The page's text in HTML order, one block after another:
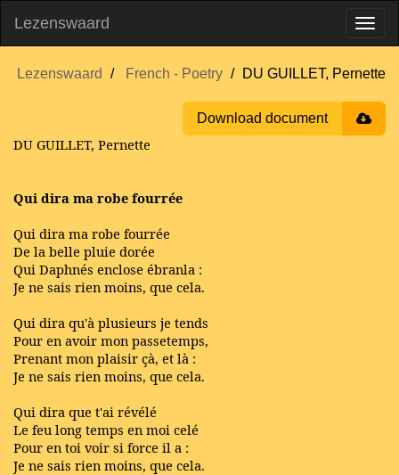
Lezenswaard
Lezenswaard French - Poetry DU GUILLET, Pernette
Download document
DU GUILLET, Pernette
Qui dira ma robe fourrée
Qui dira ma robe fourrée
De la belle pluie dorée
Qui Daphnés enclose ébranla :
Je ne sais rien moins, que cela.
Qui dira qu'à plusieurs je tends
Pour en avoir mon passetemps,
Prenant mon plaisir çà, et là :
Je ne sais rien moins, que cela.
Qui dira que t'ai révélé
Le feu long temps en moi celé
Pour en toi voir si force il a :
Je ne sais rien moins, que cela.